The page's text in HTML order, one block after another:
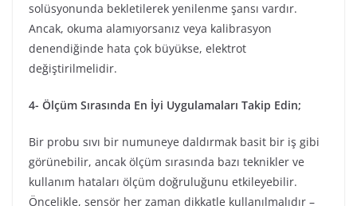
solüsyonunda bekletilerek yenilenme şansı vardır.
Ancak, okuma alamıyorsanız veya kalibrasyon
denendiğinde hata çok büyükse, elektrot
değiştirilmelidir.
4- Ölçüm Sırasında En İyi Uygulamaları Takip Edin;
Bir probu sıvı bir numuneye daldırmak basit bir iş gibi
görünebilir, ancak ölçüm sırasında bazı teknikler ve
kullanım hataları ölçüm doğruluğunu etkileyebilir.
Öncelikle, sensör her zaman dikkatle kullanılmalıdır –